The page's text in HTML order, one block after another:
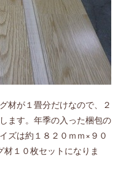
材が１畳分だけなので、２
ます。年季の入った梱包の
ズは約１８２０ｍｍ×９０
１０枚セットになりま